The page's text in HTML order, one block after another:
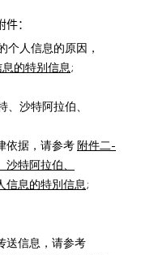
：
人信息的原因，
的特别信息;
沙特阿拉伯、
依据，请参考 附件二-
特阿拉伯、
信息的特別信息;
送信息，请参考